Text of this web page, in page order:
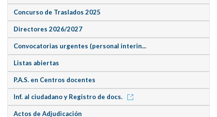
Concurso de Traslados 2025
Directores 2026/2027
Convocatorias urgentes (personal interin...
Listas abiertas
P.A.S. en Centros docentes
Inf. al ciudadano y Registro de docs.
Actos de Adjudicación